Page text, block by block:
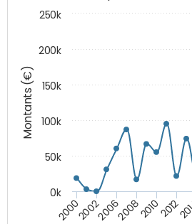
Montants (€)
200020022006200820102012
0k
50k
100k
150k
200k
250k